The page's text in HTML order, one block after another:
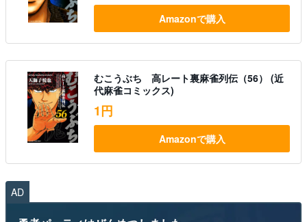
Amazonで購入
むこうぶち 高レート裏麻雀列伝（56） (近
代麻雀コミックス)
1円
Amazonで購入
AD